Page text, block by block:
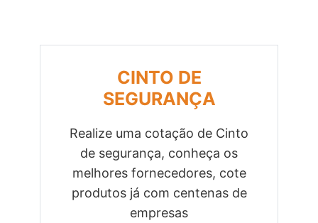
CINTO DE
SEGURANÇA
Realize uma cotação de Cinto
de segurança, conheça os
melhores fornecedores, cote
produtos já com centenas de
empresas